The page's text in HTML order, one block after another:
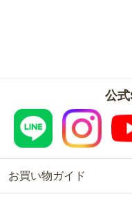
公
お買い物ガイド